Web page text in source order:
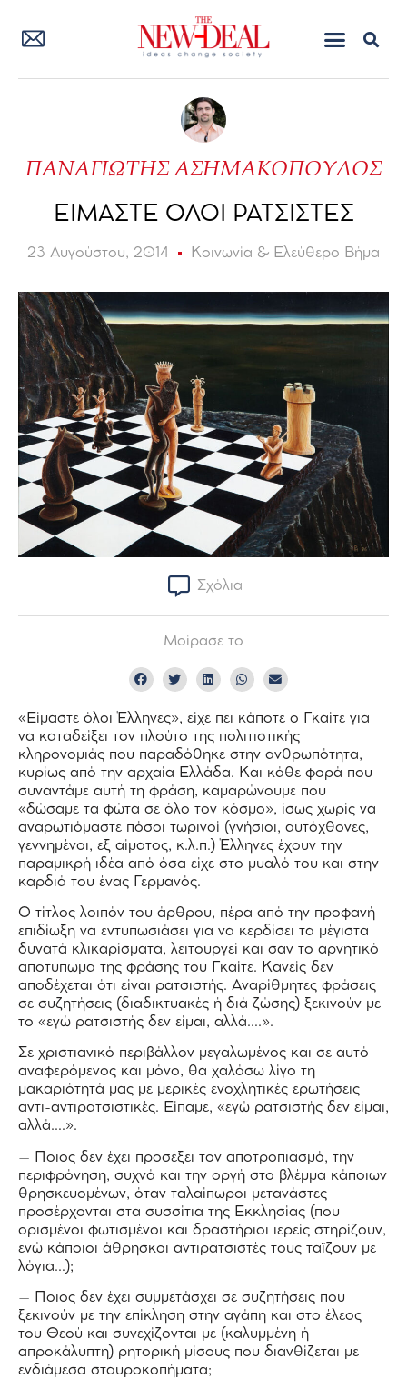
ΠΑΝΑΓΙΩΤΗΣ ΑΣΗΜΑΚΟΠΟΥΛΟΣ
ΕΙΜΑΣΤΕ ΟΛΟΙ ΡΑΤΣΙΣΤΕΣ
23 Αυγούστου, 2014 Κοινωνία & Ελεύθερο Βήμα
Σχόλια
Μοίρασε το
«Είμαστε όλοι Έλληνες», είχε πει κάποτε ο Γκαίτε για
να καταδείξει τον πλούτο της πολιτιστικής
κληρονομιάς που παραδόθηκε στην ανθρωπότητα,
κυρίως από την αρχαία Ελλάδα. Και κάθε φορά που
συναντάμε αυτή τη φράση, καμαρώνουμε που
«δώσαμε τα φώτα σε όλο τον κόσμο», ίσως χωρίς να
αναρωτιόμαστε πόσοι τωρινοί (γνήσιοι, αυτόχθονες,
γεννημένοι, εξ αίματος, κ.λ.π.) Έλληνες έχουν την
παραμικρή ιδέα από όσα είχε στο μυαλό του και στην
καρδιά του ένας Γερμανός.
Ο τίτλος λοιπόν του άρθρου, πέρα από την προφανή
επιδίωξη να εντυπωσιάσει για να κερδίσει τα μέγιστα
δυνατά κλικαρίσματα, λειτουργεί και σαν το αρνητικό
αποτύπωμα της φράσης του Γκαίτε. Κανείς δεν
αποδέχεται ότι είναι ρατσιστής. Αναρίθμητες φράσεις
σε συζητήσεις (διαδικτυακές ή διά ζώσης) ξεκινούν με
το «εγώ ρατσιστής δεν είμαι, αλλά….».
Σε χριστιανικό περιβάλλον μεγαλωμένος και σε αυτό
αναφερόμενος και μόνο, θα χαλάσω λίγο τη
μακαριότητά μας με μερικές ενοχλητικές ερωτήσεις
αντι-αντιρατσιστικές. Είπαμε, «εγώ ρατσιστής δεν είμαι,
αλλά….».
– Ποιος δεν έχει προσέξει τον αποτροπιασμό, την
περιφρόνηση, συχνά και την οργή στο βλέμμα κάποιων
θρησκευομένων, όταν ταλαίπωροι μετανάστες
προσέρχονται στα συσσίτια της Εκκλησίας (που
ορισμένοι φωτισμένοι και δραστήριοι ιερείς στηρίζουν,
ενώ κάποιοι άθρησκοι αντιρατσιστές τους ταϊζουν με
λόγια…);
– Ποιος δεν έχει συμμετάσχει σε συζητήσεις που
ξεκινούν με την επίκληση στην αγάπη και στο έλεος
του Θεού και συνεχίζονται με (καλυμμένη ή
απροκάλυπτη) ρητορική μίσους που διανθίζεται με
ενδιάμεσα σταυροκοπήματα;